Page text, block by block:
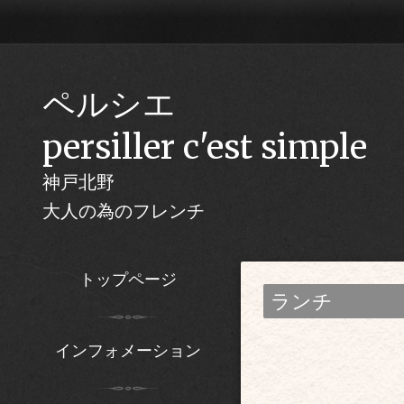
ペルシエ
persiller c'est simple
神戸北野
大人の為のフレンチ
ランチ
トップページ
インフォメーション